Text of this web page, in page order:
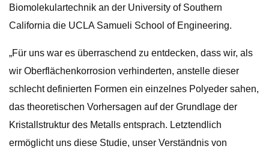
Biomolekulartechnik an der University of Southern
California die UCLA Samueli School of Engineering.
„Für uns war es überraschend zu entdecken, dass wir, als
wir Oberflächenkorrosion verhinderten, anstelle dieser
schlecht definierten Formen ein einzelnes Polyeder sahen,
das theoretischen Vorhersagen auf der Grundlage der
Kristallstruktur des Metalls entsprach. Letztendlich
ermöglicht uns diese Studie, unser Verständnis von